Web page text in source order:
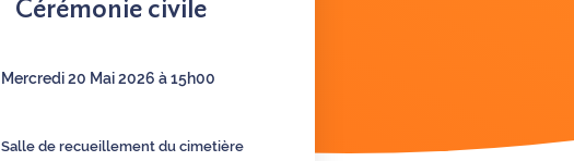
Cérémonie civile
Mercredi 20 Mai 2026 à 15h00
Salle de recueillement du cimetière